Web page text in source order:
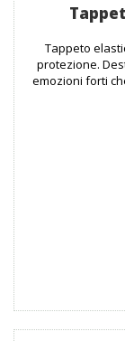
Tappeto
protezione.
emozioni forti